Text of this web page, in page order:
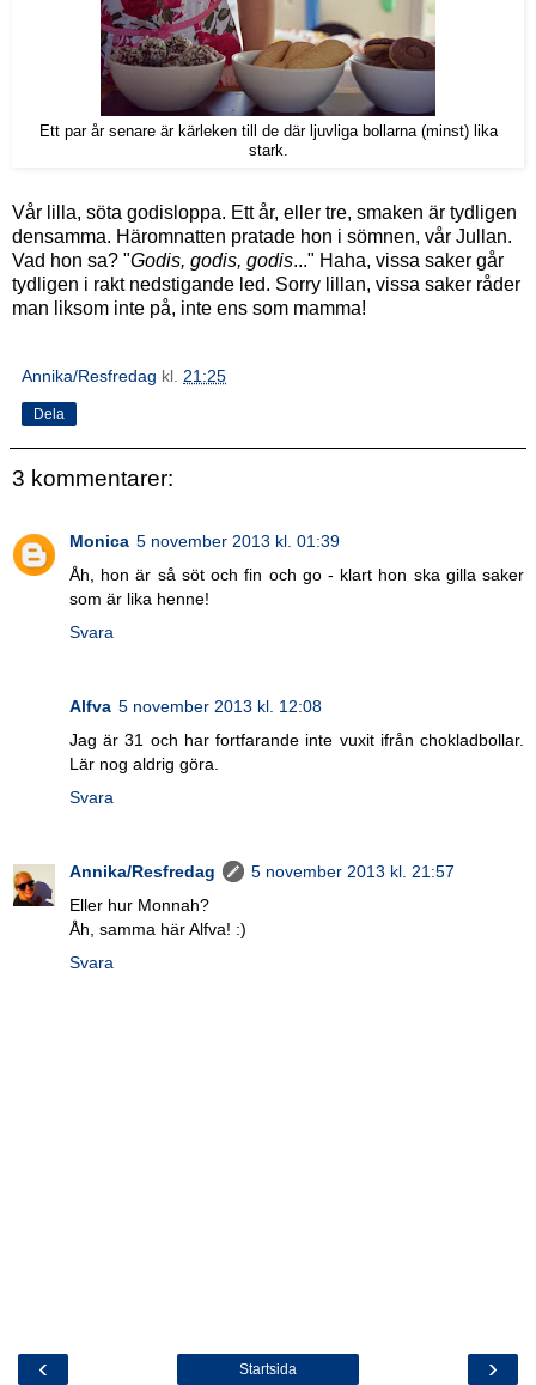
Ett par år senare är kärleken till de där ljuvliga bollarna (minst) lika
stark.
Vår lilla, söta godisloppa. Ett år, eller tre, smaken är tydligen
densamma. Häromnatten pratade hon i sömnen, vår Jullan.
Vad hon sa? "Godis, godis, godis..." Haha, vissa saker går
tydligen i rakt nedstigande led. Sorry lillan, vissa saker råder
man liksom inte på, inte ens som mamma!
Annika/Resfredag kl. 21:25
Dela
3 kommentarer:
Monica 5 november 2013 kl. 01:39
Åh, hon är så söt och fin och go - klart hon ska gilla saker
som är lika henne!
Svara
Alfva 5 november 2013 kl. 12:08
Jag är 31 och har fortfarande inte vuxit ifrån chokladbollar.
Lär nog aldrig göra.
Svara
Annika/Resfredag
5 november 2013 kl. 21:57
Eller hur Monnah?
Åh, samma här Alfva! :)
Svara
‹ ›
Startsida